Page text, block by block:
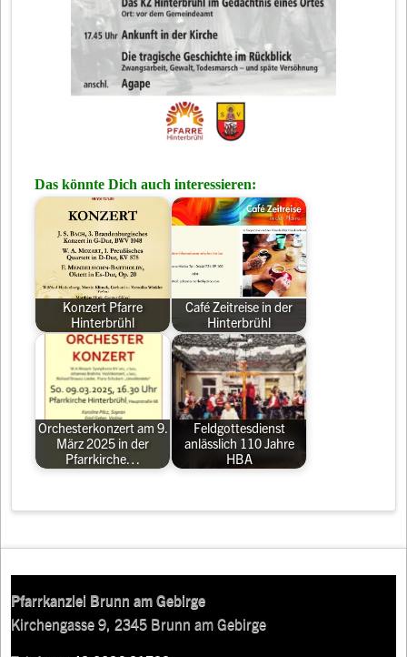
Das könnte Dich auch interessieren:
Konzert Pfarre
Hinterbrühl
Café Zeitreise in der
Hinterbrühl
Orchesterkonzert am 9.
März 2025 in der
Pfarrkirche…
Feldgottesdienst
anlässlich 110 Jahre
HBA
Pfarrkanzlei Brunn am Gebirge
Kirchengasse 9, 2345 Brunn am Gebirge